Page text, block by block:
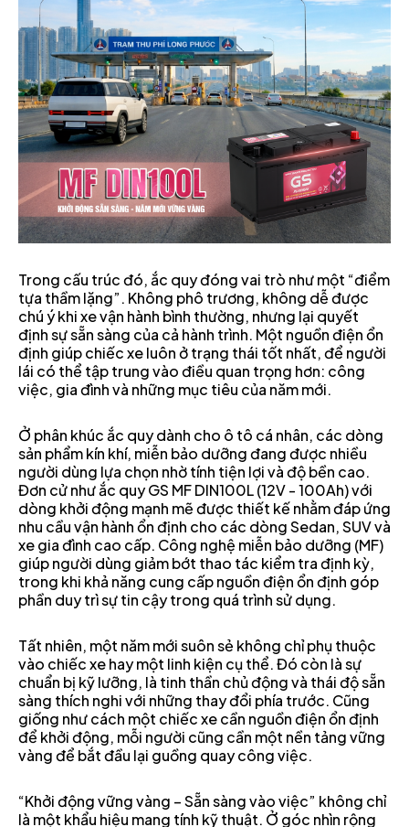
Trong cấu trúc đó, ắc quy đóng vai trò như một “điểm
tựa thầm lặng”. Không phô trương, không dễ được
chú ý khi xe vận hành bình thường, nhưng lại quyết
định sự sẵn sàng của cả hành trình. Một nguồn điện ổn
định giúp chiếc xe luôn ở trạng thái tốt nhất, để người
lái có thể tập trung vào điều quan trọng hơn: công
việc, gia đình và những mục tiêu của năm mới.
Ở phân khúc ắc quy dành cho ô tô cá nhân, các dòng
sản phẩm kín khí, miễn bảo dưỡng đang được nhiều
người dùng lựa chọn nhờ tính tiện lợi và độ bền cao.
Đơn cử như ắc quy GS MF DIN100L (12V - 100Ah) với
dòng khởi động mạnh mẽ được thiết kế nhằm đáp ứng
nhu cầu vận hành ổn định cho các dòng Sedan, SUV và
xe gia đình cao cấp. Công nghệ miễn bảo dưỡng (MF)
giúp người dùng giảm bớt thao tác kiểm tra định kỳ,
trong khi khả năng cung cấp nguồn điện ổn định góp
phần duy trì sự tin cậy trong quá trình sử dụng.
Tất nhiên, một năm mới suôn sẻ không chỉ phụ thuộc
vào chiếc xe hay một linh kiện cụ thể. Đó còn là sự
chuẩn bị kỹ lưỡng, là tinh thần chủ động và thái độ sẵn
sàng thích nghi với những thay đổi phía trước. Cũng
giống như cách một chiếc xe cần nguồn điện ổn định
để khởi động, mỗi người cũng cần một nền tảng vững
vàng để bắt đầu lại guồng quay công việc.
“Khởi động vững vàng – Sẵn sàng vào việc” không chỉ
là một khẩu hiệu mang tính kỹ thuật. Ở góc nhìn rộng